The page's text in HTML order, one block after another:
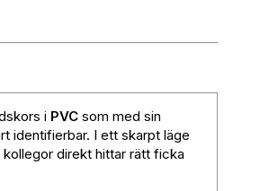
i PVC som med sin
identifierbar. I ett skarpt läge
direkt hittar rätt ficka